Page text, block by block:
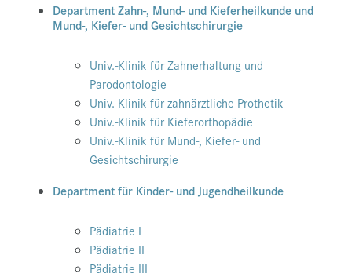
Department Zahn-, Mund- und Kieferheilkunde und
Mund-, Kiefer- und Gesichtschirurgie
Univ.-Klinik für Zahnerhaltung und
Parodontologie
Univ.-Klinik für zahnärztliche Prothetik
Univ.-Klinik für Kieferorthopädie
Univ.-Klinik für Mund-, Kiefer- und
Gesichtschirurgie
Department für Kinder- und Jugendheilkunde
Pädiatrie I
Pädiatrie II
Pädiatrie III